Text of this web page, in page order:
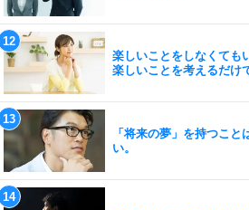
楽しいことをしなくても
楽しいことを考えるだけ
「将来の夢」を持つこ
い。